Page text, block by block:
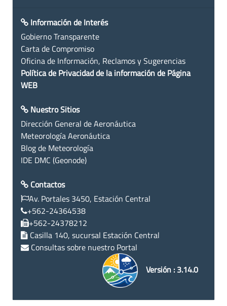
Información de Interés
Gobierno Transparente
Carta de Compromiso
Oficina de Información, Reclamos y Sugerencias
Política de Privacidad de la información de Página
WEB
Nuestro Sitios
Dirección General de Aeronáutica
Meteorología Aeronáutica
Blog de Meteorología
IDE DMC (Geonode)
Contactos
Av. Portales 3450, Estación Central
+562-24364538
+562-24378212
Casilla 140, sucursal Estación Central
Consultas sobre nuestro Portal
Versión : 3.14.0